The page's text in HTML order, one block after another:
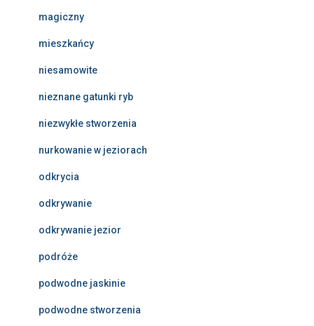
magiczny
mieszkańcy
niesamowite
nieznane gatunki ryb
niezwykłe stworzenia
nurkowanie w jeziorach
odkrycia
odkrywanie
odkrywanie jezior
podróże
podwodne jaskinie
podwodne stworzenia